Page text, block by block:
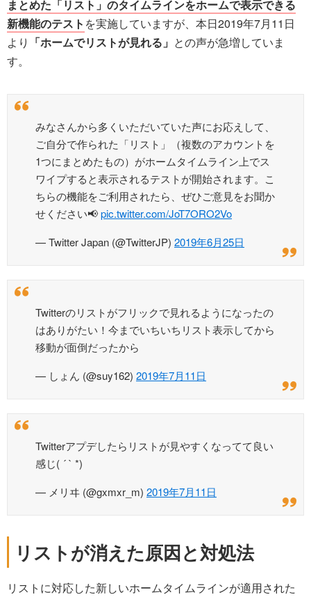
まとめた「リスト」のタイムラインをホームで表示できる
新機能のテスト を実施していますが、本日2019年7月11日
より 「ホームでリストが見れる」 との声が急増していま
す。
みなさんから多くいただいていた声にお応えして、
ご自分で作られた「リスト」（複数のアカウントを
1つにまとめたもの）がホームタイムライン上でス
ワイプすると表示されるテストが開始されます。こ
ちらの機能をご利用されたら、ぜひご意見をお聞か
せください📢pic.twitter.com/JoT7ORO2Vo
— Twitter Japan (@TwitterJP) 2019年6月25日
Twitterのリストがフリックで見れるようになったの
はありがたい！今までいちいちリスト表示してから
移動が面倒だったから
— しょん (@suy162) 2019年7月11日
Twitterアプデしたらリストが見やすくなってて良い
感じ( ´ ` *)
— メリヰ (@gxmxr_m) 2019年7月11日
リストが消えた原因と対処法
リストに対応した新しいホームタイムラインが適用された